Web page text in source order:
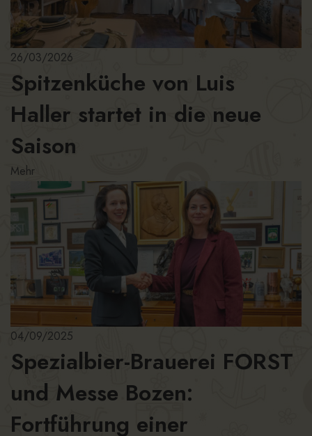
26/03/2026
Spitzenküche von Luis
Haller startet in die neue
Saison
Mehr
04/09/2025
Spezialbier-Brauerei FORST
und Messe Bozen:
Fortführung einer